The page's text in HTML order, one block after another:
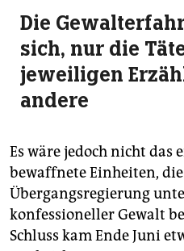
Die
sich, nur die
jeweiligen
andere
Es wäre jedoch nicht das
bewaffnete Einheiten,
Übergangsregierung
konfessioneller Gewalt
Schluss kam Ende Juni